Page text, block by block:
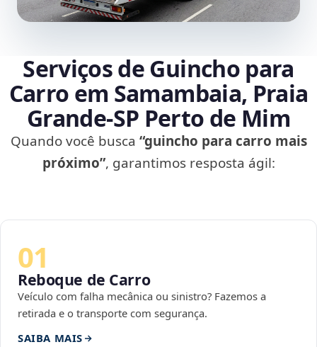
Serviços de Guincho para
Carro em Samambaia, Praia
Grande‑SP Perto de Mim
Quando você busca “guincho para carro mais
próximo”, garantimos resposta ágil:
01
Reboque de Carro
Veículo com falha mecânica ou sinistro? Fazemos a
retirada e o transporte com segurança.
SAIBA MAIS